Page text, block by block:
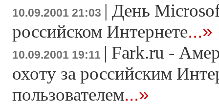
10.09.2001 21:03 | День
российском Интернете...»
10.09.2001 19:11 | Fark.ru -
охоту за российским
пользователем...»